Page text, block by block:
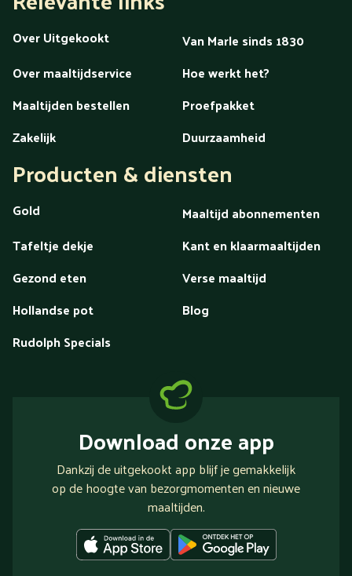
Over Uitgekookt
Van Marle sinds 1830
Over maaltijdservice
Hoe werkt het?
Maaltijden bestellen
Proefpakket
Zakelijk
Duurzaamheid
Producten & diensten
Gold
Maaltijd abonnementen
Tafeltje dekje
Kant en klaarmaaltijden
Gezond eten
Verse maaltijd
Hollandse pot
Blog
Rudolph Specials
Download onze app
Dankzij de uitgekookt app blijf je gemakkelijk
op de hoogte van bezorgmomenten en nieuwe
maaltijden.